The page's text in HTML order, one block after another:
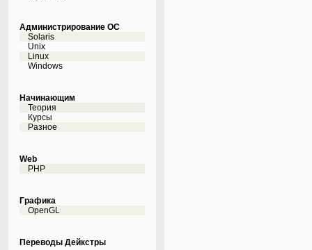
Администрирование ОС
Solaris
Unix
Linux
Windows
Начинающим
Теория
Курсы
Разное
Web
PHP
Графика
OpenGL
Переводы Дейкстры